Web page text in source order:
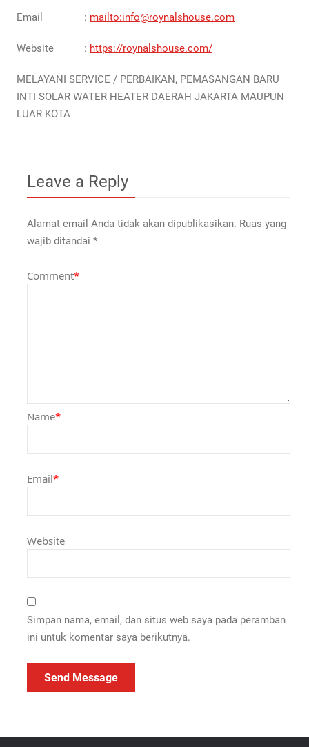
Email : mailto:info@roynalshouse.com
Website : https://roynalshouse.com/
MELAYANI SERVICE / PERBAIKAN, PEMASANGAN BARU
INTI SOLAR WATER HEATER DAERAH JAKARTA MAUPUN
LUAR KOTA
Leave a Reply
Alamat email Anda tidak akan dipublikasikan. Ruas yang
wajib ditandai *
Comment*
Name*
Email*
Website
Simpan nama, email, dan situs web saya pada peramban
ini untuk komentar saya berikutnya.